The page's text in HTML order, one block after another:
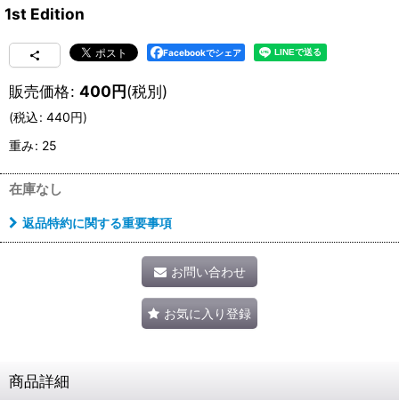
1st Edition
Facebookでシェア
販売価格: 400円(税別)
(税込: 440円)
重み: 25
在庫なし
返品特約に関する重要事項
お問い合わせ
お気に入り登録
商品詳細